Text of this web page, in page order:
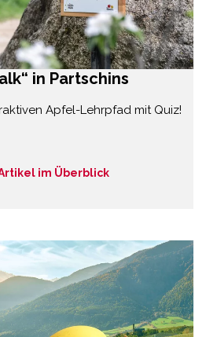
in Partschins
Apfel-Lehrpfad mit Quiz!
im Überblick